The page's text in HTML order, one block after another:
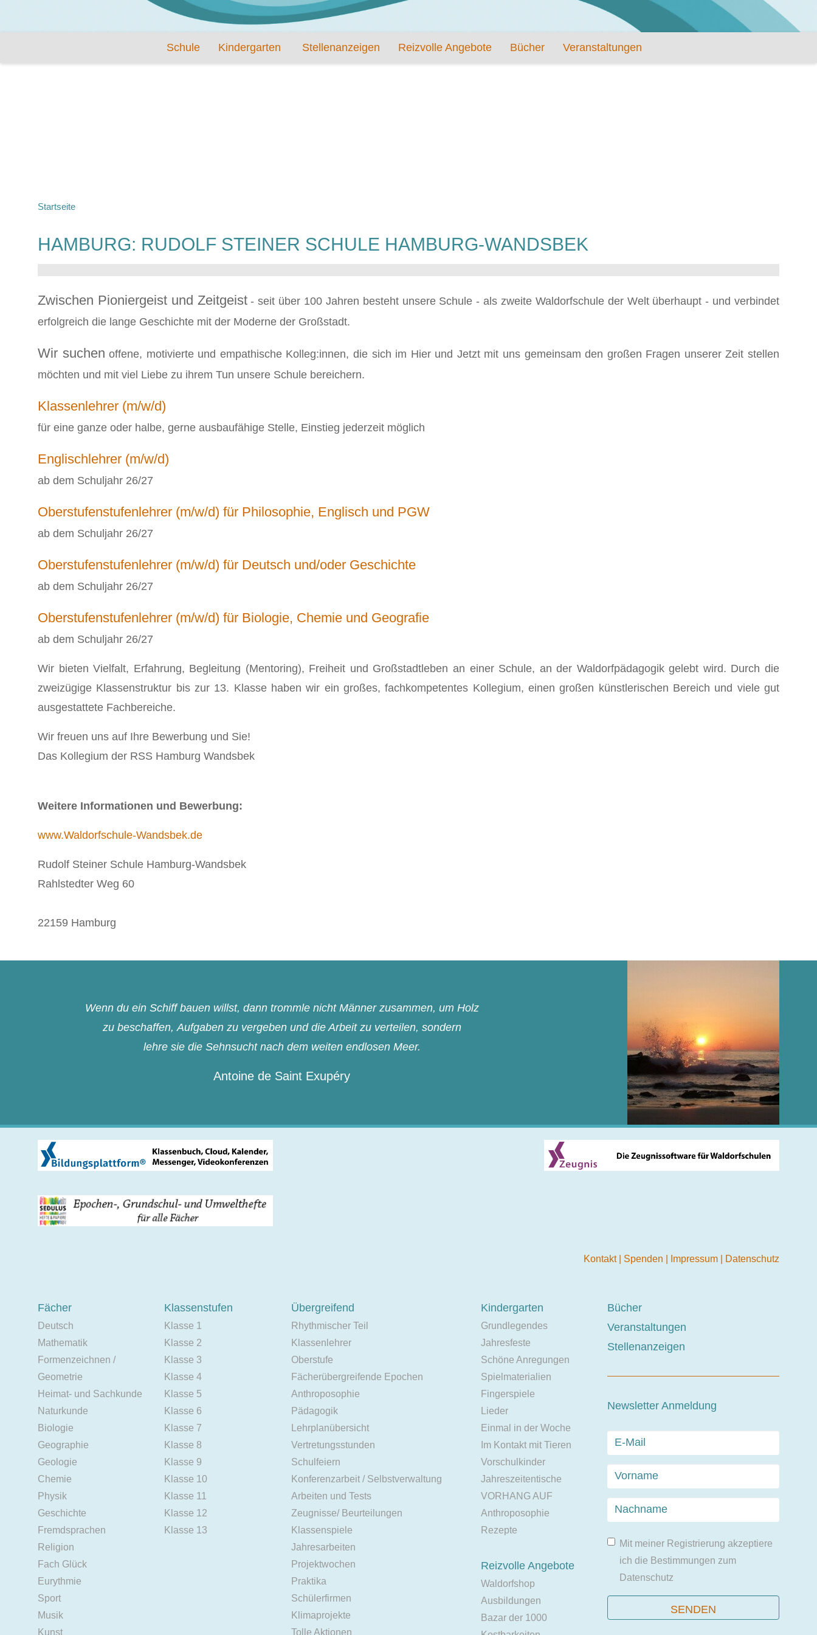
Schule Kindergarten Stellenanzeigen Reizvolle Angebote Bücher Veranstaltungen
Startseite
HAMBURG: RUDOLF STEINER SCHULE HAMBURG-WANDSBEK
Zwischen Pioniergeist und Zeitgeist- seit über 100 Jahren besteht unsere Schule - als zweite Waldorfschule der Welt überhaupt - und verbindet
erfolgreich die lange Geschichte mit der Moderne der Großstadt.
Wir suchen offene, motivierte und empathische Kolleg:innen, die sich im Hier und Jetzt mit uns gemeinsam den großen Fragen unserer Zeit stellen
möchten und mit viel Liebe zu ihrem Tun unsere Schule bereichern.
Klassenlehrer (m/w/d)
für eine ganze oder halbe, gerne ausbaufähige Stelle, Einstieg jederzeit möglich
Englischlehrer (m/w/d)
ab dem Schuljahr 26/27
Oberstufenstufenlehrer (m/w/d) für Philosophie, Englisch und PGW
ab dem Schuljahr 26/27
Oberstufenstufenlehrer (m/w/d) für Deutsch und/oder Geschichte
ab dem Schuljahr 26/27
Oberstufenstufenlehrer (m/w/d) für Biologie, Chemie und Geografie
ab dem Schuljahr 26/27
Wir bieten Vielfalt, Erfahrung, Begleitung (Mentoring), Freiheit und Großstadtleben an einer Schule, an der Waldorfpädagogik gelebt wird. Durch die
zweizügige Klassenstruktur bis zur 13. Klasse haben wir ein großes, fachkompetentes Kollegium, einen großen künstlerischen Bereich und viele gut
ausgestattete Fachbereiche.
Wir freuen uns auf Ihre Bewerbung und Sie!
Das Kollegium der RSS Hamburg Wandsbek
Weitere Informationen und Bewerbung:
www.Waldorfschule-Wandsbek.de
Rudolf Steiner Schule Hamburg-Wandsbek
Rahlstedter Weg 60
22159 Hamburg
Wenn du ein Schiff bauen willst, dann trommle nicht Männer zusammen, um Holz
zu beschaffen, Aufgaben zu vergeben und die Arbeit zu verteilen, sondern
lehre sie die Sehnsucht nach dem weiten endlosen Meer.
Antoine de Saint Exupéry
Kontakt Spenden Impressum Datenschutz
Fächer
Deutsch
Mathematik
Formenzeichnen /
Geometrie
Heimat- und Sachkunde
Naturkunde
Biologie
Geographie
Geologie
Chemie
Physik
Geschichte
Fremdsprachen
Religion
Fach Glück
Eurythmie
Sport
Musik
Kunst
Klassenstufen
Klasse 1
Klasse 2
Klasse 3
Klasse 4
Klasse 5
Klasse 6
Klasse 7
Klasse 8
Klasse 9
Klasse 10
Klasse 11
Klasse 12
Klasse 13
Übergreifend
Rhythmischer Teil
Klassenlehrer
Oberstufe
Fächerübergreifende Epochen
Anthroposophie
Pädagogik
Lehrplanübersicht
Vertretungsstunden
Schulfeiern
Konferenzarbeit / Selbstverwaltung
Arbeiten und Tests
Zeugnisse/ Beurteilungen
Klassenspiele
Jahresarbeiten
Projektwochen
Praktika
Schülerfirmen
Klimaprojekte
Tolle Aktionen
Kindergarten
Grundlegendes
Jahresfeste
Schöne Anregungen
Spielmaterialien
Fingerspiele
Lieder
Einmal in der Woche
Im Kontakt mit Tieren
Vorschulkinder
Jahreszeitentische
VORHANG AUF
Anthroposophie
Rezepte
Reizvolle Angebote
Waldorfshop
Ausbildungen
Bazar der 1000
Bücher
Veranstaltungen
Stellenanzeigen
Newsletter Anmeldung
Mit meiner Registrierung akzeptiere
ich die Bestimmungen zum
Datenschutz